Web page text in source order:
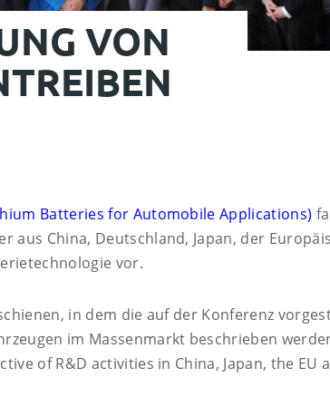
VON
Batteries for Automobile Applications)
China, Deutschland, Japan, der
vor.
in dem die auf der Konferenz
im Massenmarkt beschrieben
of R&D activities in China, Japan, the EU